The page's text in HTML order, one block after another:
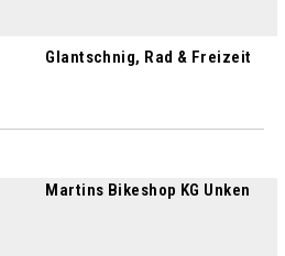
Glantschnig, Rad & Freizeit
Martins Bikeshop KG Unken